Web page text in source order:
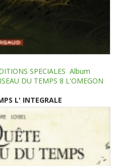
SPECIALES Album
DU TEMPS 8 L'OMEGON
L' INTEGRALE